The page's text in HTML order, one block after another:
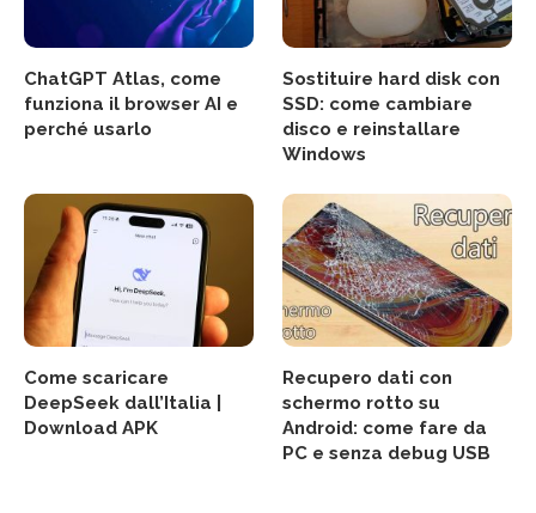
ChatGPT Atlas, come
funziona il browser AI e
perché usarlo
Sostituire hard disk con
SSD: come cambiare
disco e reinstallare
Windows
Come scaricare
DeepSeek dall’Italia |
Download APK
Recupero dati con
schermo rotto su
Android: come fare da
PC e senza debug USB